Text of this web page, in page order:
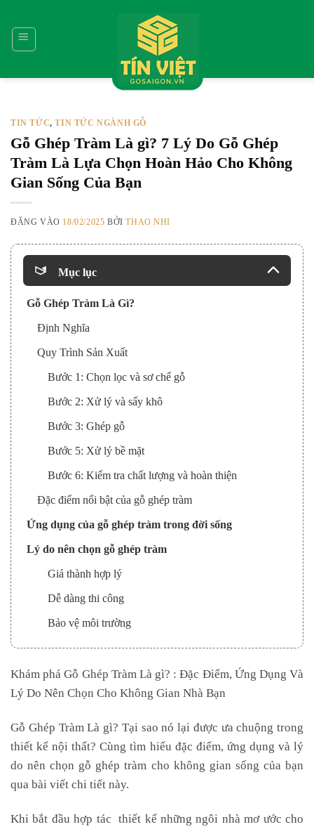
qua
nội
TIN TỨC,TIN TỨC NGÀNH GỖ
Gỗ Ghép Tràm Là gì? 7 Lý Do Gỗ Ghép
Tràm Là Lựa Chọn Hoàn Hảo Cho Không
Gian Sống Của Bạn
ĐĂNG VÀO 18/02/2025 BỞITHAO NHI
Mục lục
Gỗ Ghép Tràm Là Gì?
Định Nghĩa
Quy Trình Sản Xuất
Bước 1: Chọn lọc và sơ chế gỗ
Bước 2: Xử lý và sấy khô
Bước 3: Ghép gỗ
Bước 5: Xử lý bề mặt
Bước 6: Kiểm tra chất lượng và hoàn thiện
Đặc điểm nổi bật của gỗ ghép tràm
Ứng dụng của gỗ ghép tràm trong đời sống
Lý do nên chọn gỗ ghép tràm
Giá thành hợp lý
Dễ dàng thi công
Bảo vệ môi trường
Độ bền cao
Tính thẩm mỹ tự nhiên
Chống ẩm tốt
Cách bảo quản và sử dụng gỗ ghép tràm bền lâu
Hướng dẫn bảo quản
Kết luận
Khám phá Gỗ Ghép Tràm Là gì? : Đặc Điểm, Ứng Dụng Và
Lý Do Nên Chọn Cho Không Gian Nhà Bạn
Gỗ Ghép Tràm Là gì? Tại sao nó lại được ưa chuộng trong
thiết kế nội thất? Cùng tìm hiểu đặc điểm, ứng dụng và lý
do nên chọn gỗ ghép tràm cho không gian sống của bạn
qua bài viết chi tiết này.
Khi bắt đầu hợp tác thiết kế những ngôi nhà mơ ước cho